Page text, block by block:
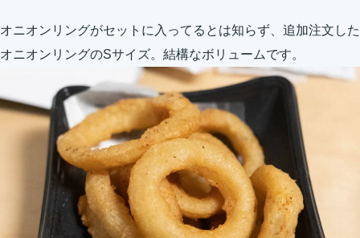
オニオンリングがセットに入ってるとは知らず、追加注文した
オニオンリングのSサイズ。結構なボリュームです。